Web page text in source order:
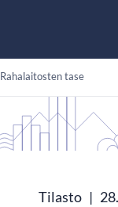
Rahalaitosten tase
Tilasto |